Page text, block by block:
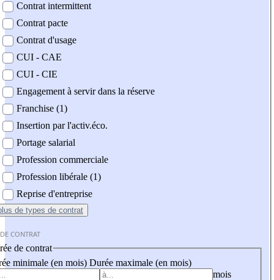
Contrat intermittent
Contrat pacte
Contrat d'usage
CUI - CAE
CUI - CIE
Engagement à servir dans la réserve
Franchise (1)
Insertion par l'activ.éco.
Portage salarial
Profession commerciale
Profession libérale (1)
Reprise d'entreprise
de types de contrat
CONTRAT
de contrat
minimale (en mois) Durée maximale (en mois)
mois